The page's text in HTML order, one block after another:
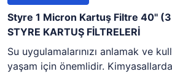
Styre 1 Micron Kartuş Filtre 40''
STYRE KARTUŞ FİLTRELERİ
Su uygulamalarınızı anlamak ve
yaşam için önemlidir.